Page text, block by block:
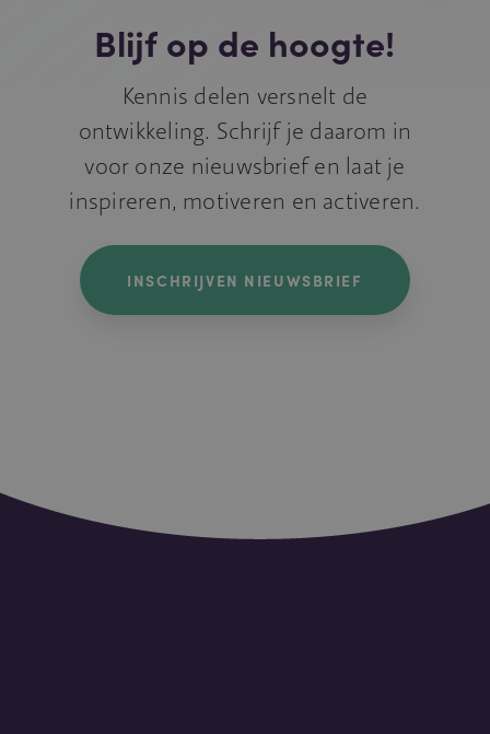
Blijf op de hoogte!
Kennis delen versnelt de
ontwikkeling. Schrijf je daarom in
voor onze nieuwsbrief en laat je
inspireren, motiveren en activeren.
INSCHRIJVEN NIEUWSBRIEF